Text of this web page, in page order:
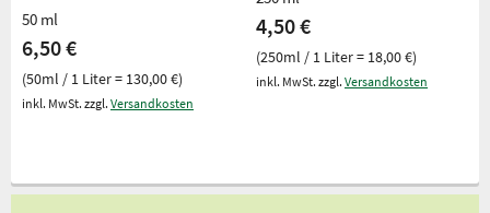
50 ml
6,50 €
(50ml / 1 Liter = 130,00 €)
inkl. MwSt. zzgl. Versandkosten
4,50 €
(250ml / 1 Liter = 18,00 €)
inkl. MwSt. zzgl. Versandkosten